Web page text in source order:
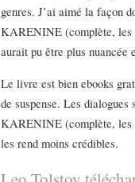
genres. J’ai aimé la façon
KARENINE (complète, les
aurait pu être plus nuancée
Le livre est bien ebooks
de suspense. Les
KARENINE (complète, les
les rend moins crédibles.